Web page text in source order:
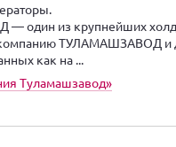
один из крупнейших
ТУЛАМАШЗАВОД и
как на ...
Туламашзавод»